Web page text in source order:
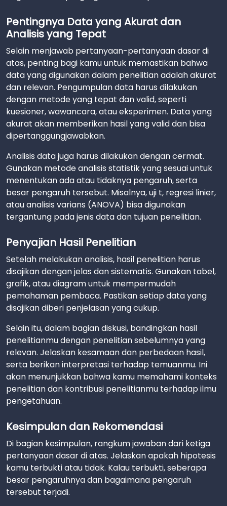
Pentingnya Data yang Akurat dan
Analisis yang Tepat
Selain menjawab pertanyaan-pertanyaan dasar di
atas, penting bagi kamu untuk memastikan bahwa
data yang digunakan dalam penelitian adalah akurat
dan relevan. Pengumpulan data harus dilakukan
dengan metode yang tepat dan valid, seperti
kuesioner, wawancara, atau eksperimen. Data yang
akurat akan memberikan hasil yang valid dan bisa
dipertanggungjawabkan.
Analisis data juga harus dilakukan dengan cermat.
Gunakan metode analisis statistik yang sesuai untuk
menentukan ada atau tidaknya pengaruh, serta
besar pengaruh tersebut. Misalnya, uji t, regresi linier,
atau analisis varians (ANOVA) bisa digunakan
tergantung pada jenis data dan tujuan penelitian.
Penyajian Hasil Penelitian
Setelah melakukan analisis, hasil penelitian harus
disajikan dengan jelas dan sistematis. Gunakan tabel,
grafik, atau diagram untuk mempermudah
pemahaman pembaca. Pastikan setiap data yang
disajikan diberi penjelasan yang cukup.
Selain itu, dalam bagian diskusi, bandingkan hasil
penelitianmu dengan penelitian sebelumnya yang
relevan. Jelaskan kesamaan dan perbedaan hasil,
serta berikan interpretasi terhadap temuanmu. Ini
akan menunjukkan bahwa kamu memahami konteks
penelitian dan kontribusi penelitianmu terhadap ilmu
pengetahuan.
Kesimpulan dan Rekomendasi
Di bagian kesimpulan, rangkum jawaban dari ketiga
pertanyaan dasar di atas. Jelaskan apakah hipotesis
kamu terbukti atau tidak. Kalau terbukti, seberapa
besar pengaruhnya dan bagaimana pengaruh
tersebut terjadi.